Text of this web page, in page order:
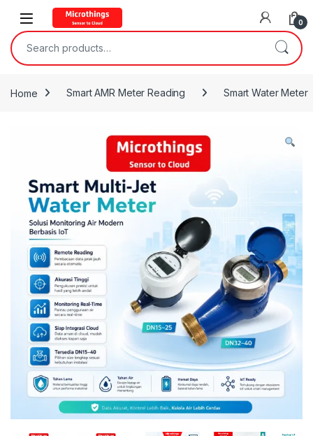
Open 0
Search for:
Home Smart AMR Meter Reading Smart Water Meter